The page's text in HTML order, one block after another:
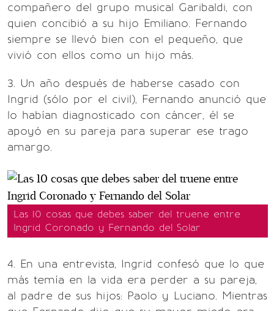
compañero del grupo musical Garibaldi, con
quien concibió a su hijo Emiliano. Fernando
siempre se llevó bien con el pequeño, que
vivió con ellos como un hijo más.
3. Un año después de haberse casado con
Ingrid (sólo por el civil), Fernando anunció que
lo habían diagnosticado con cáncer, él se
apoyó en su pareja para superar ese trago
amargo.
Las 10 cosas que debes saber del truene entre
Ingrid Coronado y Fernando del Solar
4. En una entrevista, Ingrid confesó que lo que
más temía en la vida era perder a su pareja,
al padre de sus hijos: Paolo y Luciano. Mientras